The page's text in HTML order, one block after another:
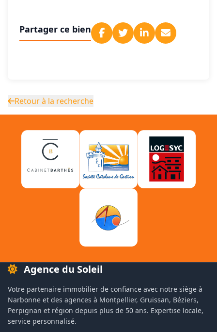
Partager ce bien
Retour à la recherche
Agence du Soleil
Votre partenaire immobilier de confiance avec notre siège à
Narbonne et des agences à Montpellier, Gruissan, Béziers,
Perpignan et région depuis plus de 50 ans. Expertise locale,
service personnalisé.